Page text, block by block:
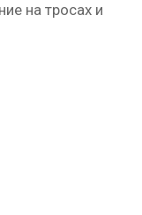
на тросах и